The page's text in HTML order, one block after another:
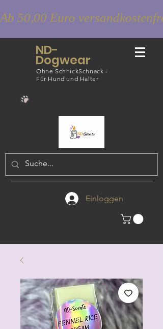
Ab 50,00 Euro versandkostenfrei
ND-
Dogwear
Ohne SchnickSchnack -
Für Hund und Halter
Einloggen